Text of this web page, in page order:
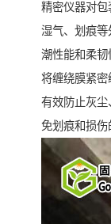
精密仪器对包
湿气、划痕
潮性能和柔
将缠绕膜紧密
有效防止灰
免划痕和损伤